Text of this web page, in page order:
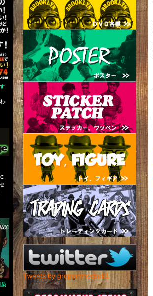
染
Tweets by gropeinthedark1